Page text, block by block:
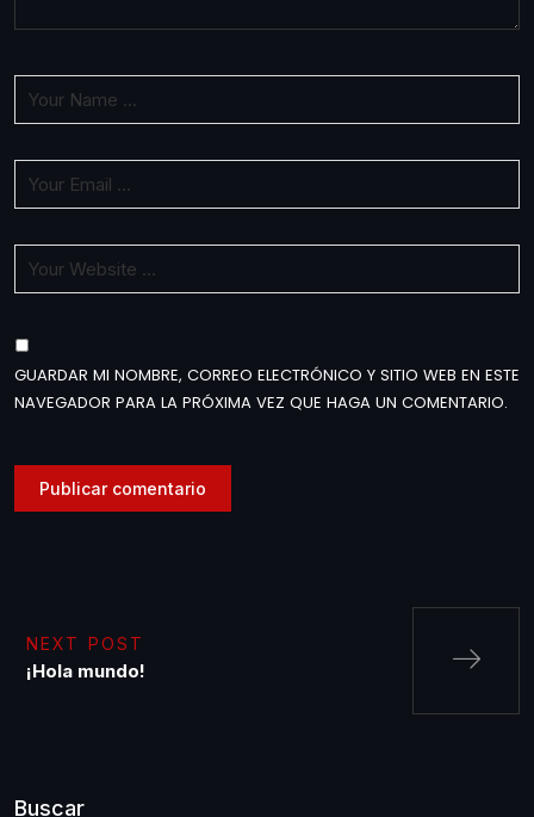
GUARDAR MI NOMBRE, CORREO ELECTRÓNICO Y SITIO WEB EN ESTE
NAVEGADOR PARA LA PRÓXIMA VEZ QUE HAGA UN COMENTARIO.
NEXT POST
¡Hola mundo!
Buscar